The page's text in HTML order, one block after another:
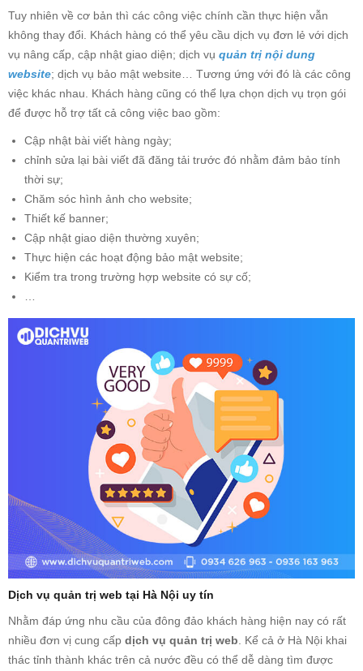
Tuy nhiên về cơ bản thì các công việc chính cần thực hiện vẫn
không thay đổi. Khách hàng có thể yêu cầu dịch vụ đơn lẻ với dịch
vụ nâng cấp, cập nhật giao diện; dịch vụ quản trị nội dung
website; dịch vụ bảo mật website… Tương ứng với đó là các công
việc khác nhau. Khách hàng cũng có thể lựa chọn dịch vụ trọn gói
để được hỗ trợ tất cả công việc bao gồm:
Cập nhật bài viết hàng ngày;
chỉnh sửa lại bài viết đã đăng tải trước đó nhằm đảm bảo tính
thời sự;
Chăm sóc hình ảnh cho website;
Thiết kế banner;
Cập nhật giao diện thường xuyên;
Thực hiện các hoạt động bảo mật website;
Kiểm tra trong trường hợp website có sự cố;
Dịch vụ quản trị web tại Hà Nội uy tín
Nhằm đáp ứng nhu cầu của đông đảo khách hàng hiện nay có rất
nhiều đơn vị cung cấp dịch vụ quản trị web . Kể cả ở Hà Nội khai
thác tỉnh thành khác trên cả nước đều có thể dễ dàng tìm được